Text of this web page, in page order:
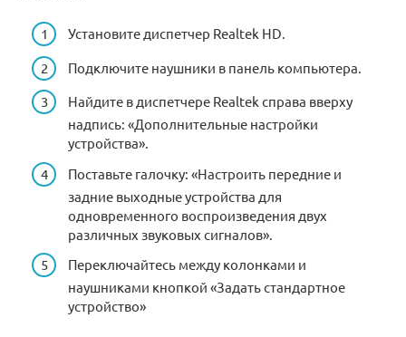
Установите диспетчер Realtek HD.
Подключите наушники в панель компьютера.
Найдите в диспетчере Realtek справа вверху
надпись: «Дополнительные настройки
устройства».
Поставьте галочку: «Настроить передние и
задние выходные устройства для
одновременного воспроизведения двух
различных звуковых сигналов».
Переключайтесь между колонками и
наушниками кнопкой «Задать стандартное
устройство»